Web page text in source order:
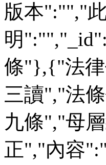
版本":"","
明
條"},{"法律
三讀","法
九條","母
正","內容